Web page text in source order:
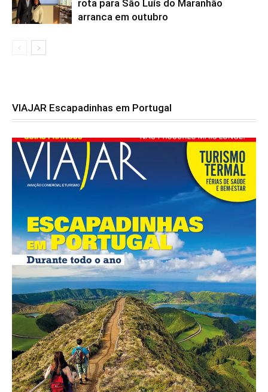
rota para São Luís do Maranhão
arranca em outubro
VIAJAR Escapadinhas em Portugal